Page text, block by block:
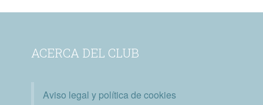
ACERCA DEL CLUB
Aviso legal y política de cookies